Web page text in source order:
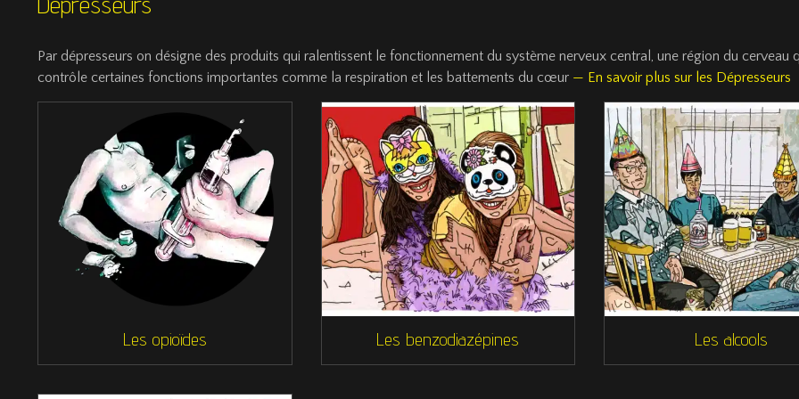
Par dépresseurs on désigne des produits qui ralentissent le fonctionnement du système nerveux central, une région du cerveau
contrôle certaines fonctions importantes comme la respiration et les battements du cœur — En savoir plus sur les Dépresseurs
Les opioïdes Les benzodiazépines Les alcools